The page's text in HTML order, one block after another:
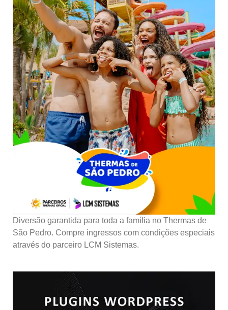
Diversão garantida para toda a família no Thermas de
São Pedro. Compre ingressos com condições especiais
através do parceiro LCM Sistemas.